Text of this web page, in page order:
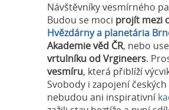
Návštěvníky vesmírného
Budou se moci projít mezi
Hvězdárny a planetária
Akademie věd ČR, nebo
vrtulníku od Vrgineers.
vesmíru, která přiblíží
Svobody i zapojení
nebudou ani inspirativní